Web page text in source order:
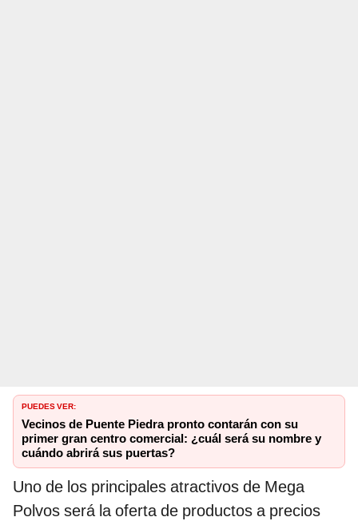
PUEDES VER:
Vecinos de Puente Piedra pronto contarán con su
primer gran centro comercial: ¿cuál será su nombre y
cuándo abrirá sus puertas?
Uno de los principales atractivos de Mega
Polvos será la oferta de productos a precios